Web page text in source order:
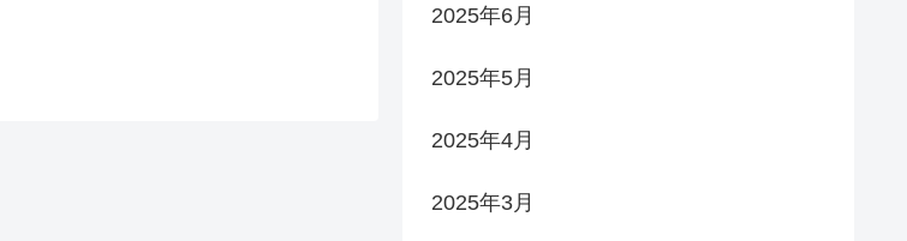
2025年6月
2025年5月
2025年4月
2025年3月